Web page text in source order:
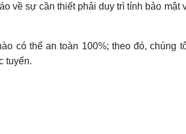
về sự cần thiết phải duy trì tính bảo mật
có thể an toàn 100%; theo đó, chúng
tuyến.